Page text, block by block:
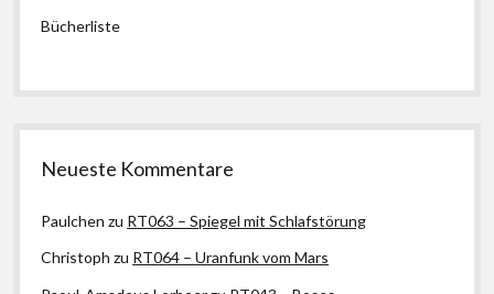
Bücherliste
Neueste Kommentare
Paulchen zu RT063 – Spiegel mit Schlafstörung
Christoph zu RT064 – Uranfunk vom Mars